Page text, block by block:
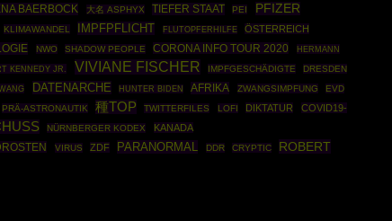
BAERBOCK 大名 ASPHYX TIEFER STAAT PEI PFIZER
KLIMAWANDEL IMPFPFLICHT FLUTOPFERHILFE ÖSTERREICH
NWO SHADOW PEOPLE CORONA INFO TOUR 2020
HERMANN
KENNEDY JR. VIVIANE FISCHER IMPFGESCHÄDIGTE DRESDEN
DATENARCHE HUNTER BIDEN AFRIKA ZWANGSIMPFUNG EVD
PRÄ-ASTRONAUTIK 種TOP TWITTERFILES LOFI DIKTATUR
COVID19-
NÜRNBERGER KODEX KANADA
VIRUS ZDF PARANORMAL DDR CRYPTIC
ROBERT